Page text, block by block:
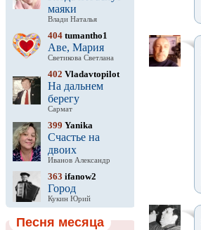
маяки
Влади Наталья
404 tumantho1
Аве, Мария
Светикова Светлана
402 Vladavtopilot
На дальнем
берегу
Сармат
399 Yanika
Счастье на
двоих
Иванов Александр
363 ifanow2
Город
Кукин Юрий
Песня месяца